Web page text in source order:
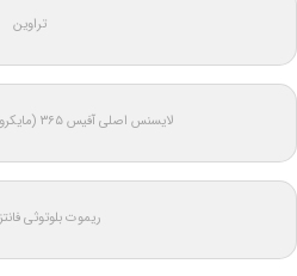
تراوین
لایسنس اصلی آفیس ۳۶۵ (مایکروسافت ۳۶۵) اورجینال
ریموت بلوتوثی